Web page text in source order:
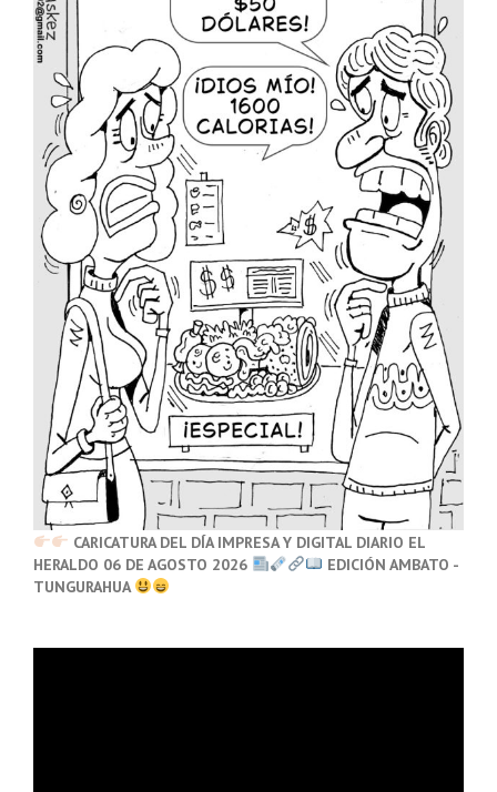
CARICATURA DEL DÍA IMPRESA Y DIGITAL DIARIO EL
HERALDO 06 DE AGOSTO 2026
EDICIÓN AMBATO -
TUNGURAHUA